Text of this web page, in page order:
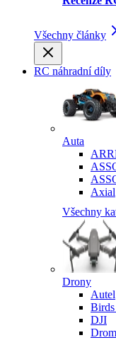
Všechny články
RC náhradní díly
Auta
Axial
Všechny
Drony
Autel
DJI